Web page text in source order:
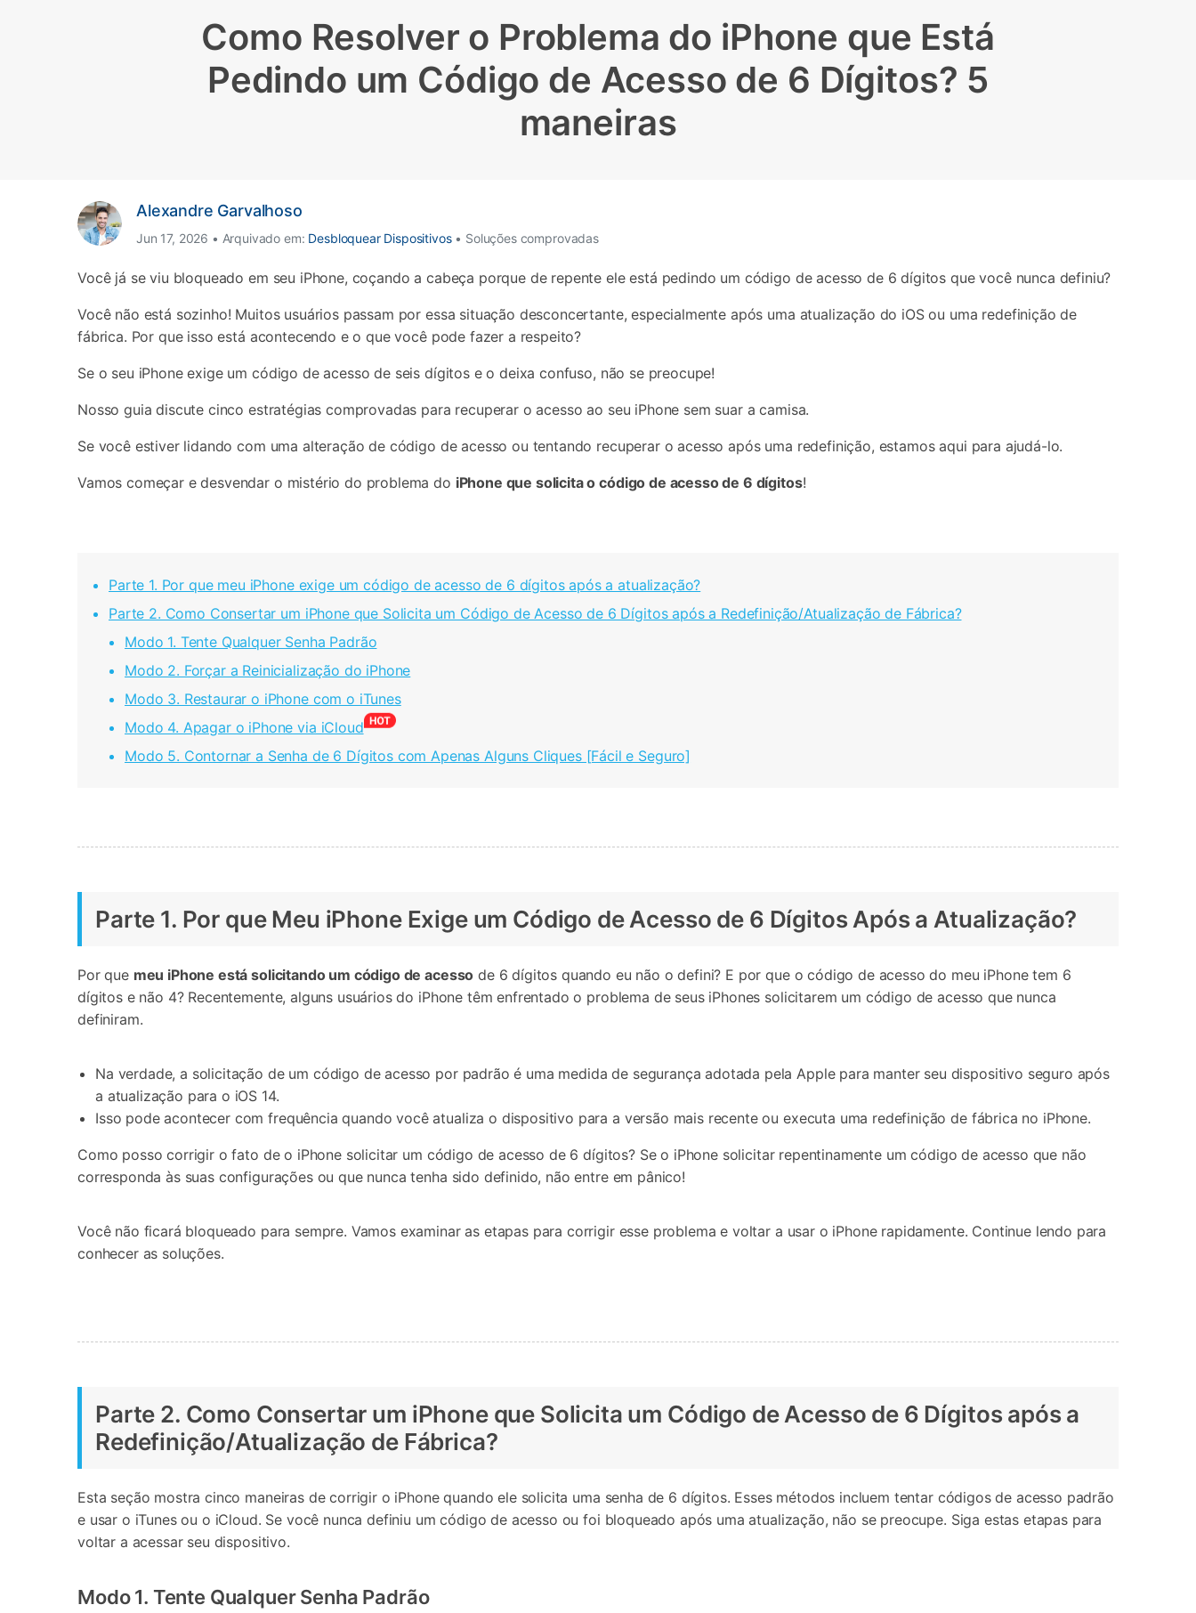
Ver todos os produtos
Consertar erros do iTunes
Apagar
dados
Apagar
dados
Android
Ver Todos Os Aplicativos
Como Resolver o Problema do iPhone que Está
Pedindo um Código de Acesso de 6 Dígitos? 5
maneiras
Alexandre Garvalhoso
Jun 17, 2026 • Arquivado em: Desbloquear Dispositivos• Soluções comprovadas
Você já se viu bloqueado em seu iPhone, coçando a cabeça porque de repente ele está pedindo um código de acesso de 6 dígitos que você nunca definiu?
Você não está sozinho! Muitos usuários passam por essa situação desconcertante, especialmente após uma atualização do iOS ou uma redefinição de
fábrica. Por que isso está acontecendo e o que você pode fazer a respeito?
Se o seu iPhone exige um código de acesso de seis dígitos e o deixa confuso, não se preocupe!
Nosso guia discute cinco estratégias comprovadas para recuperar o acesso ao seu iPhone sem suar a camisa.
Se você estiver lidando com uma alteração de código de acesso ou tentando recuperar o acesso após uma redefinição, estamos aqui para ajudá-lo.
Vamos começar e desvendar o mistério do problema do iPhone que solicita o código de acesso de 6 dígitos!
Parte 1. Por que meu iPhone exige um código de acesso de 6 dígitos após a atualização?
Parte 2. Como Consertar um iPhone que Solicita um Código de Acesso de 6 Dígitos após a Redefinição/Atualização de Fábrica?
Modo 1. Tente Qualquer Senha Padrão
Modo 2. Forçar a Reinicialização do iPhone
Modo 3. Restaurar o iPhone com o iTunes
Modo 4. Apagar o iPhone via iCloud
Modo 5. Contornar a Senha de 6 Dígitos com Apenas Alguns Cliques [Fácil e Seguro]
Parte 1. Por que Meu iPhone Exige um Código de Acesso de 6 Dígitos Após a Atualização?
Por que meu iPhone está solicitando um código de acesso de 6 dígitos quando eu não o defini? E por que o código de acesso do meu iPhone tem 6
dígitos e não 4? Recentemente, alguns usuários do iPhone têm enfrentado o problema de seus iPhones solicitarem um código de acesso que nunca
definiram.
Na verdade, a solicitação de um código de acesso por padrão é uma medida de segurança adotada pela Apple para manter seu dispositivo seguro após
a atualização para o iOS 14.
Isso pode acontecer com frequência quando você atualiza o dispositivo para a versão mais recente ou executa uma redefinição de fábrica no iPhone.
Como posso corrigir o fato de o iPhone solicitar um código de acesso de 6 dígitos? Se o iPhone solicitar repentinamente um código de acesso que não
corresponda às suas configurações ou que nunca tenha sido definido, não entre em pânico!
Você não ficará bloqueado para sempre. Vamos examinar as etapas para corrigir esse problema e voltar a usar o iPhone rapidamente. Continue lendo para
conhecer as soluções.
Parte 2. Como Consertar um iPhone que Solicita um Código de Acesso de 6 Dígitos após a
Redefinição/Atualização de Fábrica?
Esta seção mostra cinco maneiras de corrigir o iPhone quando ele solicita uma senha de 6 dígitos. Esses métodos incluem tentar códigos de acesso padrão
e usar o iTunes ou o iCloud. Se você nunca definiu um código de acesso ou foi bloqueado após uma atualização, não se preocupe. Siga estas etapas para
voltar a acessar seu dispositivo.
Modo 1. Tente Qualquer Senha Padrão